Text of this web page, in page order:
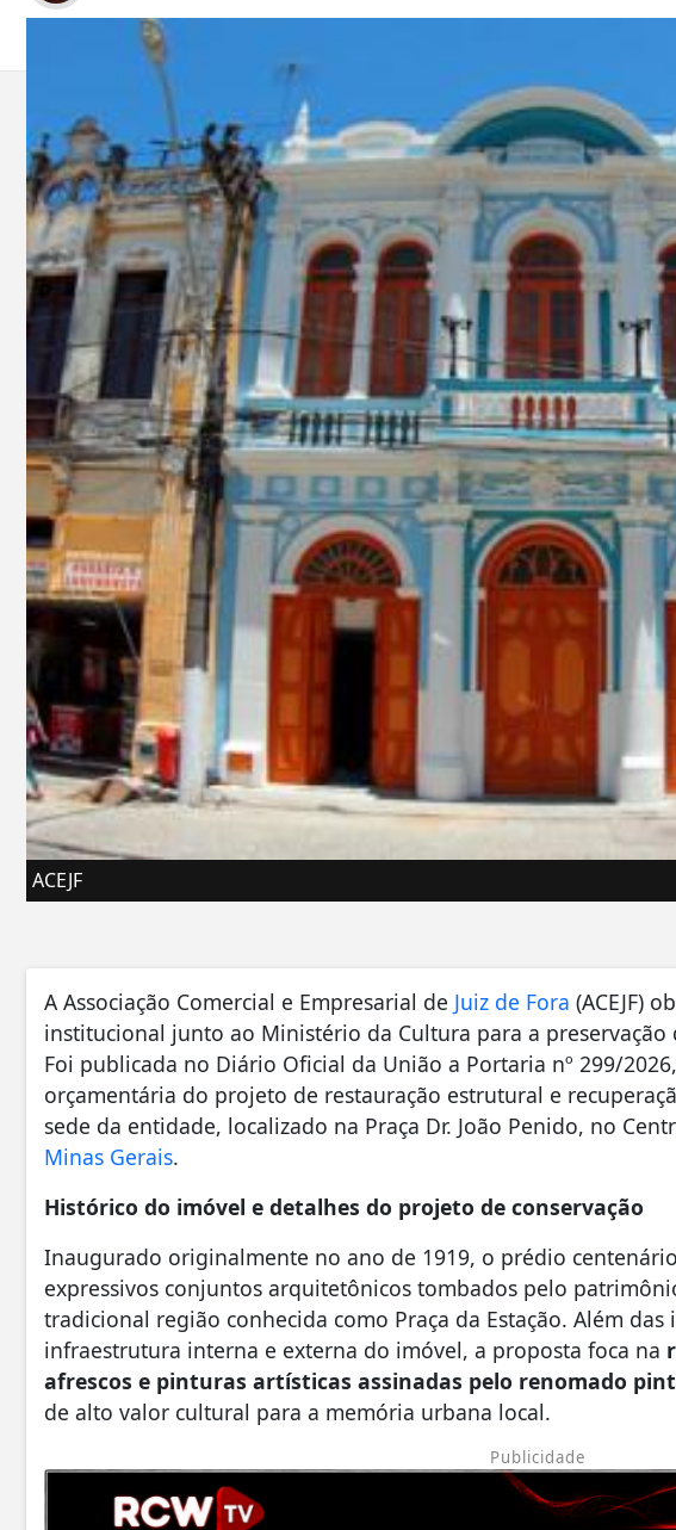
ACEJF
A Associação Comercial e Empresarial de Juiz de Fora (ACEJF)
institucional junto ao Ministério da Cultura para a
Foi publicada no Diário Oficial da União a Portaria nº 299/
orçamentária do projeto de restauração estrutural e
sede da entidade, localizado na Praça Dr. João Penido, no
Minas Gerais.
Histórico do imóvel e detalhes do projeto de conservação
Inaugurado originalmente no ano de 1919, o prédio
expressivos conjuntos arquitetônicos tombados pelo
tradicional região conhecida como Praça da Estação. Além
infraestrutura interna e externa do imóvel, a proposta foca na
afrescos e pinturas artísticas assinadas pelo renomado
de alto valor cultural para a memória urbana local.
Publicidade